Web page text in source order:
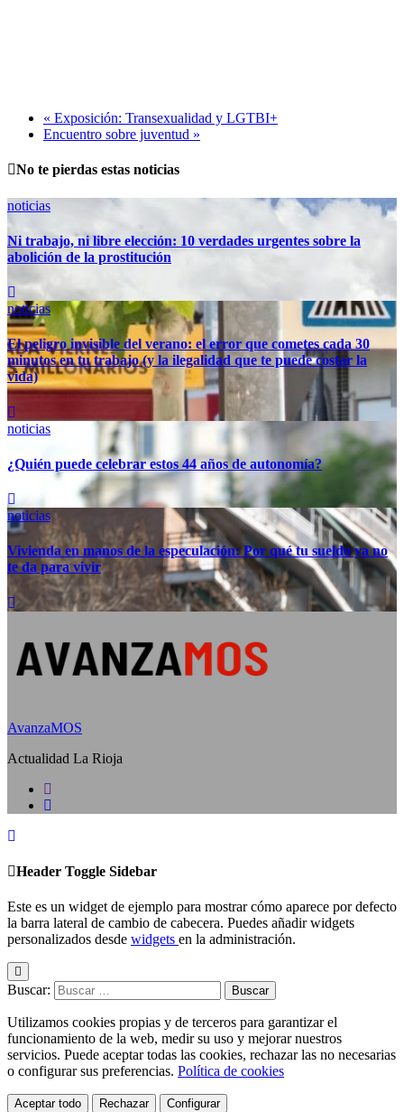
« Exposición: Transexualidad y LGTBI+
Encuentro sobre juventud »
No te pierdas estas noticias
noticias
Ni trabajo, ni libre elección: 10 verdades urgentes sobre la
abolición de la prostitución
noticias
El peligro invisible del verano: el error que cometes cada 30
minutos en tu trabajo (y la ilegalidad que te puede costar la
vida)
noticias
¿Quién puede celebrar estos 44 años de autonomía?
noticias
Vivienda en manos de la especulación: Por qué tu sueldo ya no
te da para vivir
AvanzaMOS
Actualidad La Rioja
Header Toggle Sidebar
Este es un widget de ejemplo para mostrar cómo aparece por defecto
la barra lateral de cambio de cabecera. Puedes añadir widgets
personalizados desde widgets en la administración.
Buscar:
Utilizamos cookies propias y de terceros para garantizar el
funcionamiento de la web, medir su uso y mejorar nuestros
servicios. Puede aceptar todas las cookies, rechazar las no necesarias
o configurar sus preferencias. Política de cookies
Aceptar todo Rechazar Configurar